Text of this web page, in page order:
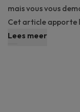
mais vous vous
Cet article apporte
Lees meer